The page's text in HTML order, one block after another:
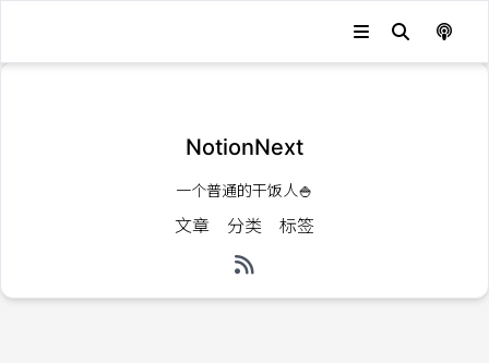
NotionNext
一个普通的干饭人🍚
文章 分类 标签